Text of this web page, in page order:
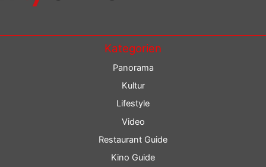
Kategorien
Panorama
Kultur
Lifestyle
Video
Restaurant Guide
Kino Guide